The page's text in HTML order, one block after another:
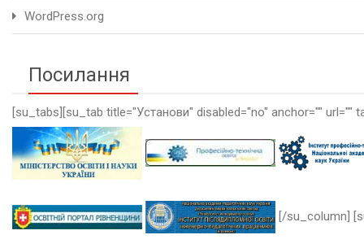
WordPress.org
Посилання
[su_tabs][su_tab title="Установи" disabled="no" anchor=""
[/su_column]